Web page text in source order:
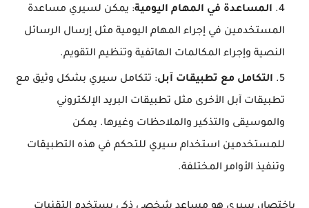
المساعدة في المهام اليومية: يمكن لسيري مساعدة
المستخدمين في إجراء المهام اليومية مثل إرسال الرسائل
النصية وإجراء المكالمات الهاتفية وتنظيم التقويم.
التكامل مع تطبيقات آبل: تتكامل سيري بشكل وثيق مع
تطبيقات آبل الأخرى مثل تطبيقات البريد الإلكتروني
والموسيقى والتذكير والملاحظات وغيرها. يمكن
للمستخدمين استخدام سيري للتحكم في هذه التطبيقات
وتنفيذ الأوامر المختلفة.